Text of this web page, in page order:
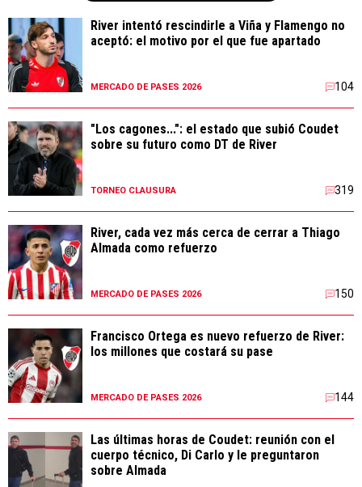
River intentó rescindirle a Viña y Flamengo no
aceptó: el motivo por el que fue apartado
MERCADO DE PASES 2026 104
"Los cagones...": el estado que subió Coudet
sobre su futuro como DT de River
TORNEO CLAUSURA 319
River, cada vez más cerca de cerrar a Thiago
Almada como refuerzo
MERCADO DE PASES 2026 150
Francisco Ortega es nuevo refuerzo de River:
los millones que costará su pase
MERCADO DE PASES 2026 144
Las últimas horas de Coudet: reunión con el
cuerpo técnico, Di Carlo y le preguntaron
sobre Almada